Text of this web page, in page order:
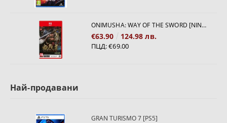
ONIMUSHA: WAY OF THE SWORD [NINTENDO SWITCH 2]
€63.90 124.98 лв.
ПЦД:€69.00
Най-продавани
GRAN TURISMO 7 [PS5]